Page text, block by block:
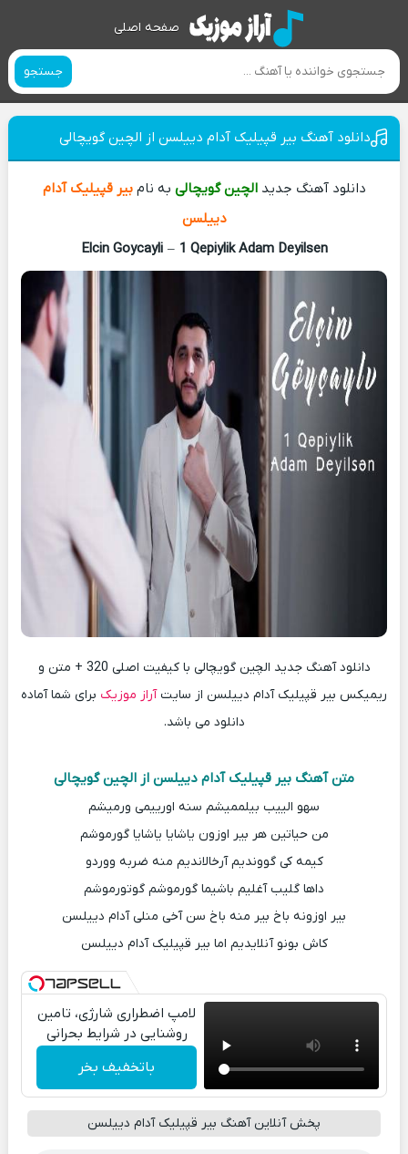
صفحه اصلی
جستجو
دانلود آهنگ بیر قپیلیک آدام دییلسن از الچین گویچالی
دانلود آهنگ جدیدالچین گویچالی به نامبیر قپیلیک آدام
دییلسن
Elcin Goycayli – 1 Qepiylik Adam Deyilsen
دانلود آهنگ جدید الچین گویچالی با کیفیت اصلی 320 + متن و
ریمیکس بیر قپیلیک آدام دییلسن از سایتآراز موزیک برای شما آماده
دانلود می باشد.
متن آهنگ بیر قپیلیک آدام دییلسن از الچین گویچالی
سهو الییب بیلممیشم سنه اورییمی ورمیشم
من حیاتین هر بیر اوزون یاشایا یاشایا گورموشم
کیمه کی گووندیم آرخالاندیم منه ضربه ووردو
داها گلیب آغلیم باشیما گورموشم گوتورموشم
بیر اوزونه باخ بیر منه باخ سن آخی منلی آدام دییلسن
کاش بونو آنلایدیم اما بیر قپیلیک آدام دییلسن
لامپ اضطراری شارژی، تامین
روشنایی در شرایط بحرانی
باتخفیف بخر
پخش آنلاین آهنگ بیر قپیلیک آدام دییلسن